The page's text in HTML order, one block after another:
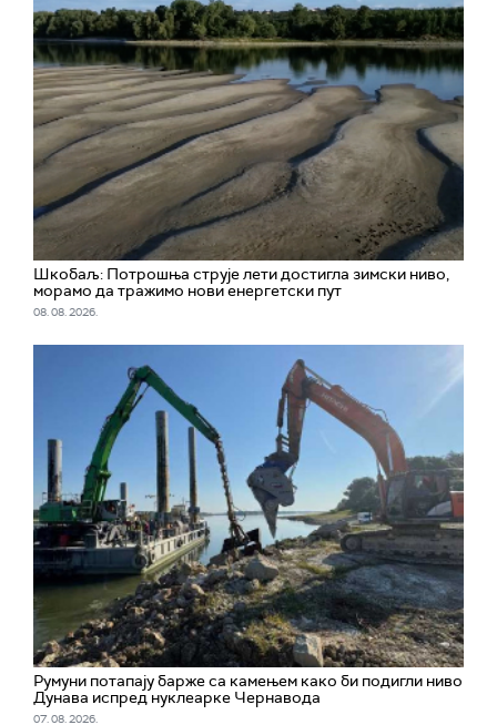
Шкобаљ: Потрошња струје лети достигла зимски ниво,
морамо да тражимо нови енергетски пут
08. 08. 2026.
Румуни потапају барже са камењем како би подигли ниво
Дунава испред нуклеарке Чернавода
07. 08. 2026.